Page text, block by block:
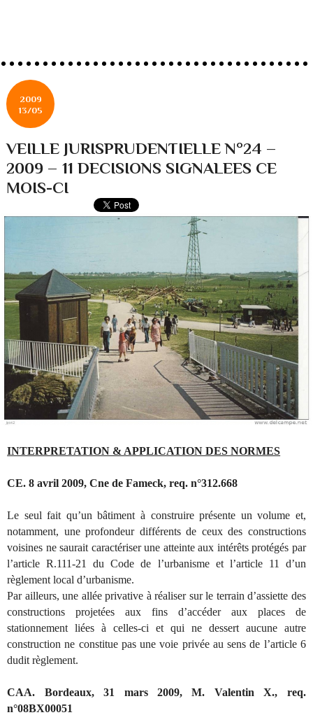
2009
13/05
VEILLE JURISPRUDENTIELLE N°24 –
2009 – 11 DECISIONS SIGNALEES CE
MOIS-CI
INTERPRETATION & APPLICATION DES NORMES
CE. 8 avril 2009, Cne de Fameck, req. n°312.668
Le seul fait qu’un bâtiment à construire présente un volume et,
notamment, une profondeur différents de ceux des constructions
voisines ne saurait caractériser une atteinte aux intérêts protégés par
l’article R.111-21 du Code de l’urbanisme et l’article 11 d’un
règlement local d’urbanisme.
Par ailleurs, une allée privative à réaliser sur le terrain d’assiette des
constructions projetées aux fins d’accéder aux places de
stationnement liées à celles-ci et qui ne dessert aucune autre
construction ne constitue pas une voie privée au sens de l’article 6
dudit règlement.
CAA. Bordeaux, 31 mars 2009, M. Valentin X., req.
n°08BX00051